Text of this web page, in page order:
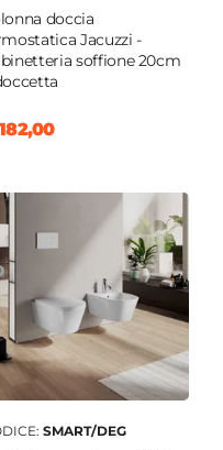
Bidet
doccia
Jacuzzi -
soffione 20cm
SMART/DEG